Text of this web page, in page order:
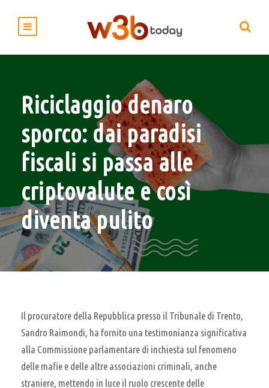
Riciclaggio denaro
sporco: dai paradisi
fiscali si passa alle
criptovalute e così
diventa pulito
Il procuratore della Repubblica presso il Tribunale di Trento,
Sandro Raimondi, ha fornito una testimonianza significativa
alla Commissione parlamentare di inchiesta sul fenomeno
delle mafie e delle altre associazioni criminali, anche
straniere, mettendo in luce il ruolo crescente delle